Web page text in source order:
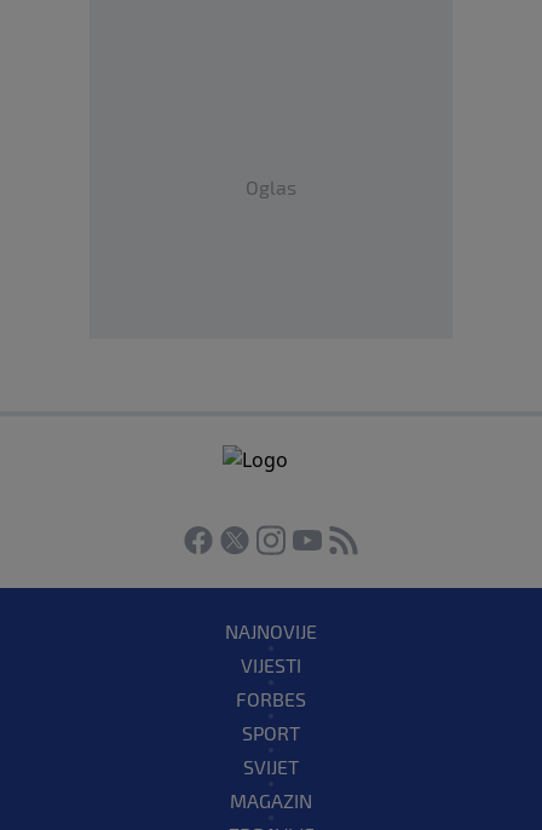
Oglas
NAJNOVIJE
VIJESTI
FORBES
SPORT
SVIJET
MAGAZIN